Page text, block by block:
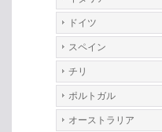
ドイツ
スペイン
チリ
ポルトガル
オーストラリア